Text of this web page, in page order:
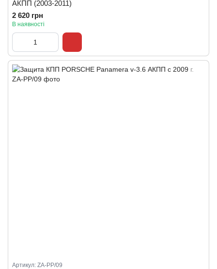
АКПП (2003-2011)
2 620 грн
В наявності
Артикул: ZA-PP/09